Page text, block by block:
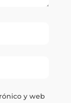
y web